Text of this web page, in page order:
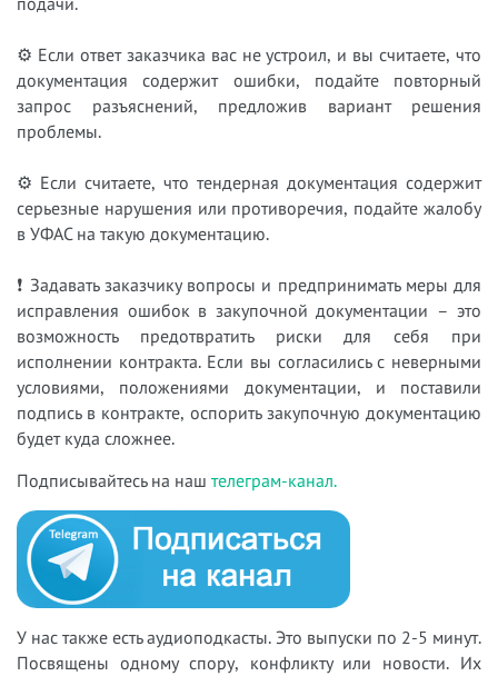
⚙ Если ответ заказчика вас не устроил, и вы считаете, что
документация содержит ошибки, подайте повторный
запрос разъяснений, предложив вариант решения
проблемы.
⚙ Если считаете, что тендерная документация содержит
серьезные нарушения или противоречия, подайте жалобу
в УФАС на такую документацию.
❗ Задавать заказчику вопросы и предпринимать меры для
исправления ошибок в закупочной документации – это
возможность предотвратить риски для себя при
исполнении контракта. Если вы согласились с неверными
условиями, положениями документации, и поставили
подпись в контракте, оспорить закупочную документацию
будет куда сложнее.
Подписывайтесь на наш телеграм-канал.
У нас также есть аудиоподкасты. Это выпуски по 2-5 минут.
Посвящены одному спору, конфликту или новости. Их